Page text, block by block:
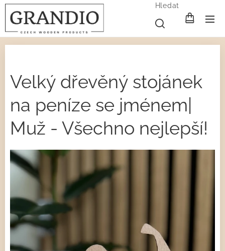
Hledat
Velký dřevěný stojánek
na peníze se jménem|
Muž - Všechno nejlepší!